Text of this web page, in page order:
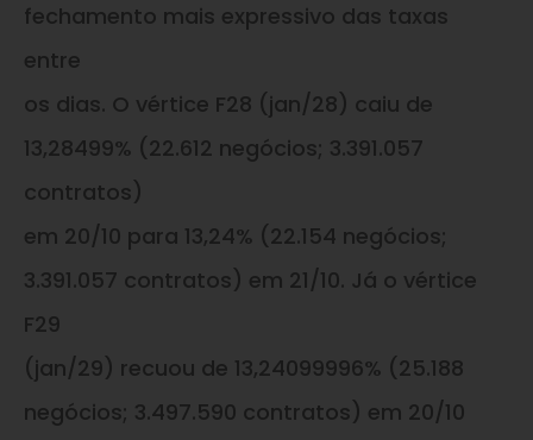
fechamento mais expressivo das taxas
entre
os dias. O vértice F28 (jan/28) caiu de
13,28499% (22.612 negócios; 3.391.057
contratos)
em 20/10 para 13,24% (22.154 negócios;
3.391.057 contratos) em 21/10. Já o vértice
F29
(jan/29) recuou de 13,24099996% (25.188
negócios; 3.497.590 contratos) em 20/10